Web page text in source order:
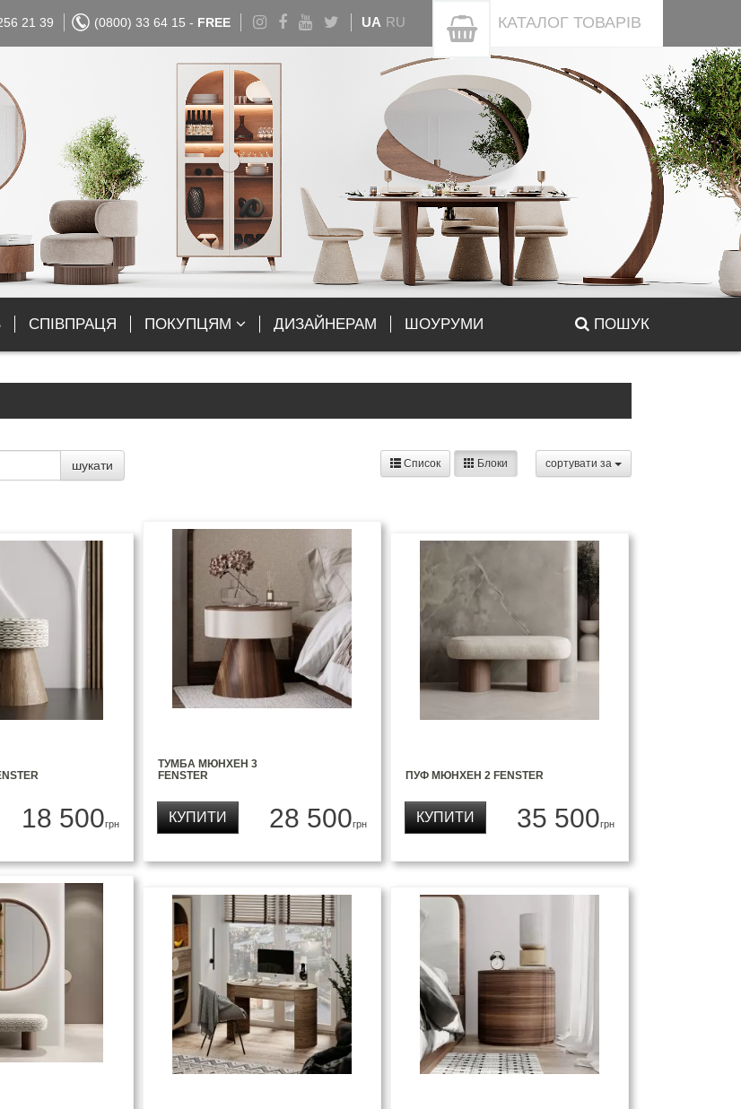
21 39 (0800) 33 64 15 - FREE UA RU КАТАЛОГ ТОВАРІВ
СПІВПРАЦЯ ПОКУПЦЯМ ДИЗАЙНЕРАМ ШОУРУМИ ПОШУК
шукати сортувати за
Список Блоки
18 500грн
ТУМБА МЮНХЕН 3
FENSTER
28 500грн
КУПИТИ
ПУФ МЮНХЕН 2 FENSTER
35 500грн
КУПИТИ